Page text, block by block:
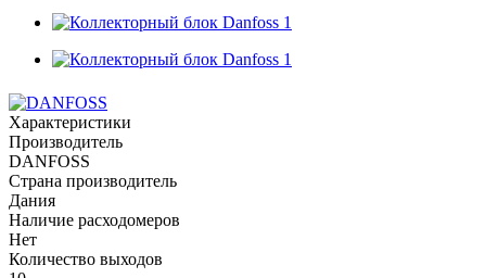
Характеристики
Производитель
DANFOSS
Страна производитель
Дания
Наличие расходомеров
Нет
Количество выходов